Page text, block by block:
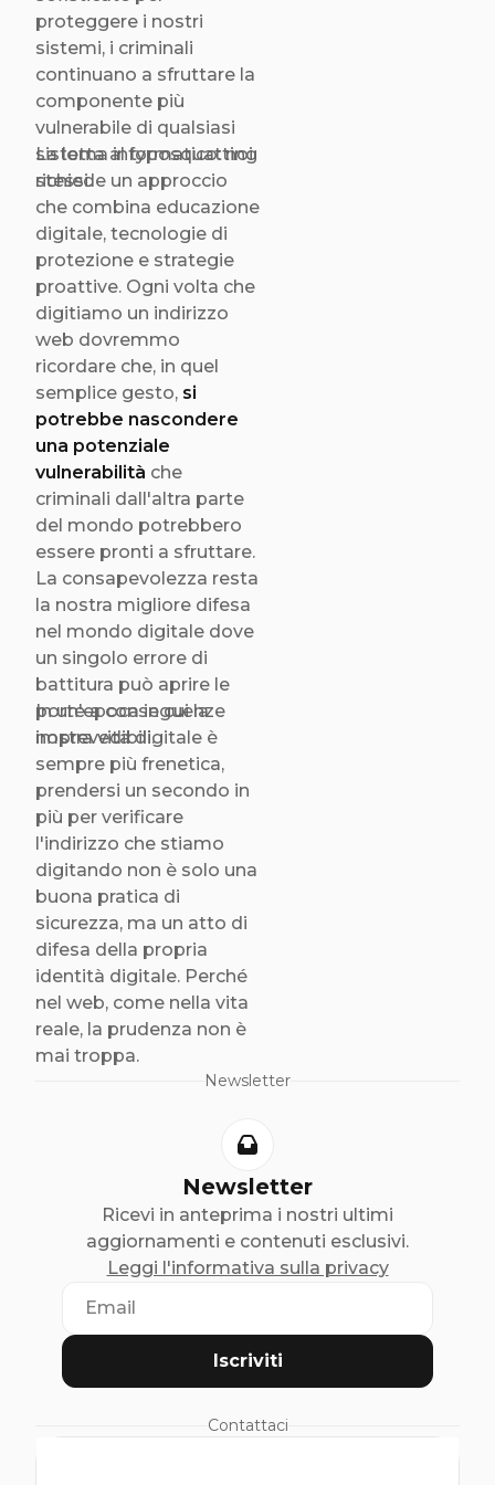
proteggere i nostri
sistemi, i criminali
continuano a sfruttare la
componente più
vulnerabile di qualsiasi
sistema informatico: noi
stessi.
La lotta al typosquatting
richiede un approccio
che combina educazione
digitale, tecnologie di
protezione e strategie
proattive. Ogni volta che
digitiamo un indirizzo
web dovremmo
ricordare che, in quel
semplice gesto, si
potrebbe nascondere
una potenziale
vulnerabilità che
criminali dall'altra parte
del mondo potrebbero
essere pronti a sfruttare.
La consapevolezza resta
la nostra migliore difesa
nel mondo digitale dove
un singolo errore di
battitura può aprire le
porte a conseguenze
imprevedibili.
In un'epoca in cui la
nostra vita digitale è
sempre più frenetica,
prendersi un secondo in
più per verificare
l'indirizzo che stiamo
digitando non è solo una
buona pratica di
sicurezza, ma un atto di
difesa della propria
identità digitale. Perché
nel web, come nella vita
reale, la prudenza non è
mai troppa.
Newsletter
Newsletter
Ricevi in anteprima i nostri ultimi
aggiornamenti e contenuti esclusivi.
Leggi l'informativa sulla privacy
Iscriviti
Contattaci